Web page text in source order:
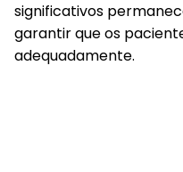
significativos
garantir que os
adequadamente.